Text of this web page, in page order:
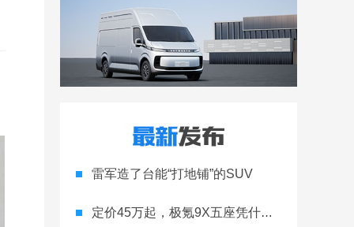
雷军造了台能“打地铺”的SUV
定价45万起，极氪9X五座凭什么领跑高端